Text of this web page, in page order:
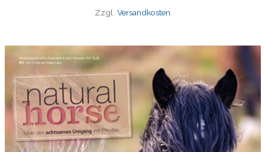
Zzgl. Versandkosten